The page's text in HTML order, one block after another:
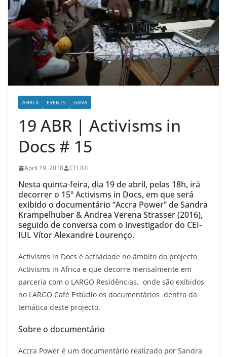
AFRICA EVENTS GANA
19 ABR | Activisms in
Docs # 15
April 19, 2018 CEI IUL
Nesta quinta-feira, dia 19 de abril, pelas 18h, irá
decorrer o 15º Activisms in Docs, em que será
exibido o documentário “Accra Power” de Sandra
Krampelhuber & Andrea Verena Strasser (2016),
seguido de conversa com o investigador do CEI-
IUL Vítor Alexandre Lourenço.
Activisms in Docs é actividade no âmbito do projecto
Activisms in Africa e que decorre mensalmente em
parceria com o LARGO Residências, onde são exibidos
no LARGO Café Estúdio os documentários dentro da
temática deste projecto.
Sobre o documentário
Accra Power é um documentário realizado por Sandra